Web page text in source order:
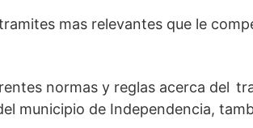
mas relevantes que le
normas y reglas acerca del
municipio de Independencia,